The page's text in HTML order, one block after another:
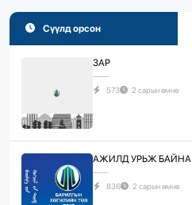
Сүүлд орсон
ЗАР
573 2 сарын өмнө
АЖИЛД УРЬЖ БАЙНА
836 2 сарын өмнө